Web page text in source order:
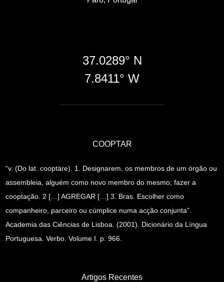
37.0289° N
7.8411° W
COOPTAR
“v. (Do lat. cooptäre). 1. Designarem, os membros de um órgão ou
assembleia, alguém como novo membro do mesmo; fazer a
cooptação. 2 […] AGREGAR […] 3. Bras. Escolher como
companheiro, parceiro ou cúmplice numa acção conjunta”.
Academia das Ciências de Lisboa. (2001). Dicionário da Língua
Portuguesa. Verbo. Volume I. p. 966.
Artigos Recentes